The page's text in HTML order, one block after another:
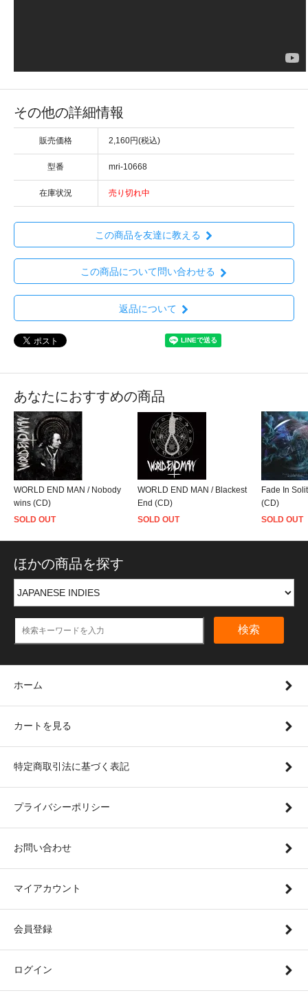
その他の詳細情報
販売価格 2,160円(税込)
型番 mri-10668
在庫状況 売り切れ中
この商品を友達に教える
この商品について問い合わせる
返品について
あなたにおすすめの商品
WORLD END MAN / Nobody
wins (CD)
SOLD OUT
WORLD END MAN / Blackest
End (CD)
SOLD OUT
Fade In
(CD)
SOLD OUT
ほかの商品を探す
検索
ホーム
カートを見る
特定商取引法に基づく表記
プライバシーポリシー
お問い合わせ
マイアカウント
会員登録
ログイン